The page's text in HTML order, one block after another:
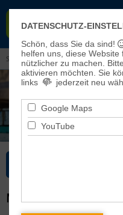
HAUSEN-
Sie sind hier:Kirchenkreis > Leitung/
MITGLIEDER DES
DATENSCHUTZ-
Schön, dass Sie da sind!
helfen uns, diese
nützlicher zu machen.
aktivieren möchten. Sie
links
jederzeit neu
Google Maps
YouTube